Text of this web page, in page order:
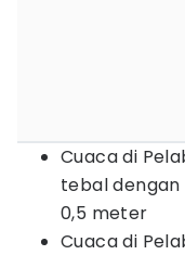
Cuaca di
tebal dengan
0,5 meter
Cuaca di